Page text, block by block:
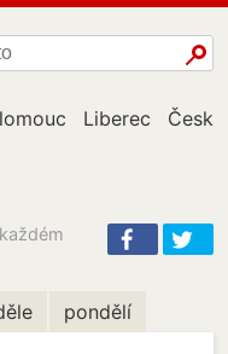
Liberec
pondělí